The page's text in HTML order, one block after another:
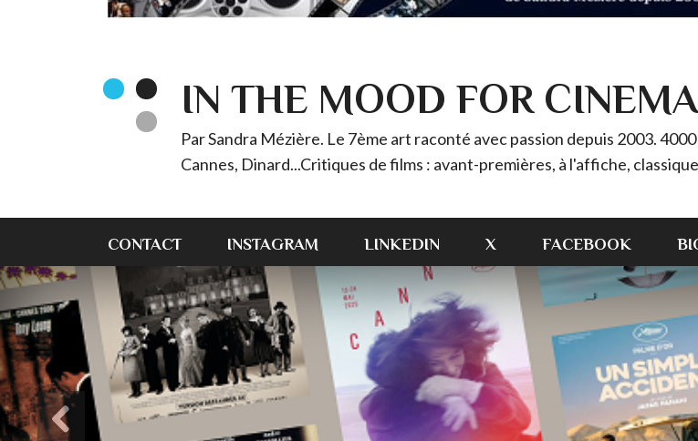
IN THE MOOD FOR CINEMA
Par Sandra Mézière. Le 7ème art raconté avec passion depuis 2003.
Cannes, Dinard...Critiques de films : avant-premières, à l'affiche,
CONTACT INSTAGRAM LINKEDIN X FACEBOOK